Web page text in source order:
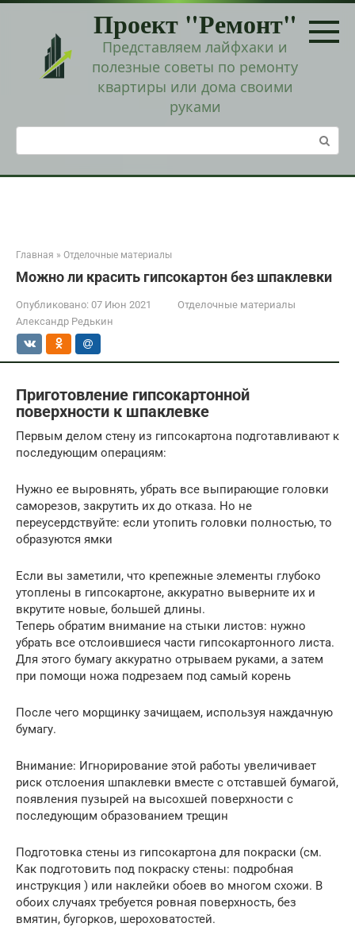
Перейти
Проект "Ремонт"
Представляем лайфхаки и
полезные советы по ремонту
квартиры или дома своими
руками
Поиск:
Главная » Отделочные материалы
Можно ли красить гипсокартон без шпаклевки
Опубликовано: 07 Июн 2021
Отделочные материалы
Александр Редькин
Приготовление гипсокартонной
поверхности к шпаклевке
Первым делом стену из гипсокартона подготавливают к
последующим операциям:
Нужно ее выровнять, убрать все выпирающие головки
саморезов, закрутить их до отказа. Но не
переусердствуйте: если утопить головки полностью, то
образуются ямки
Если вы заметили, что крепежные элементы глубоко
утоплены в гипсокартоне, аккуратно выверните их и
вкрутите новые, большей длины.
Теперь обратим внимание на стыки листов: нужно
убрать все отслоившиеся части гипсокартонного листа.
Для этого бумагу аккуратно отрываем руками, а затем
при помощи ножа подрезаем под самый корень
После чего морщинку зачищаем, используя наждачную
бумагу.
Внимание: Игнорирование этой работы увеличивает
риск отслоения шпаклевки вместе с отставшей бумагой,
появления пузырей на высохшей поверхности с
последующим образованием трещин
Подготовка стены из гипсокартона для покраски (см.
Как подготовить под покраску стены: подробная
инструкция ) или наклейки обоев во многом схожи. В
обоих случаях требуется ровная поверхность, без
вмятин, бугорков, шероховатостей.